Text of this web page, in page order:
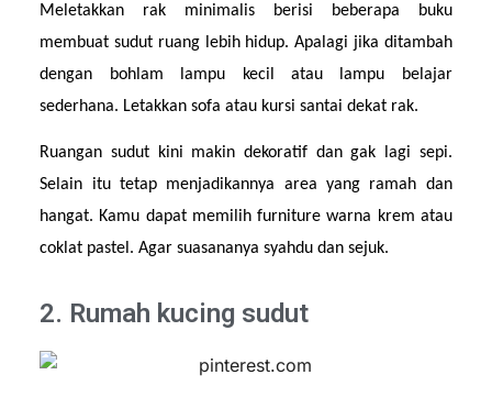
Meletakkan rak minimalis berisi beberapa buku
membuat sudut ruang lebih hidup. Apalagi jika ditambah
dengan bohlam lampu kecil atau lampu belajar
sederhana. Letakkan sofa atau kursi santai dekat rak.
Ruangan sudut kini makin dekoratif dan gak lagi sepi.
Selain itu tetap menjadikannya area yang ramah dan
hangat. Kamu dapat memilih furniture warna krem atau
coklat pastel. Agar suasananya syahdu dan sejuk.
2. Rumah kucing sudut